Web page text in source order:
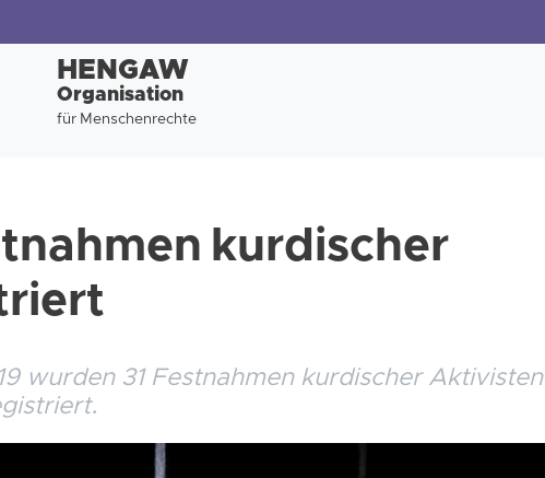
HENGAW
Organisation
für Menschenrechte
kurdischer
wurden 31 Festnahmen kurdischer Aktivisten